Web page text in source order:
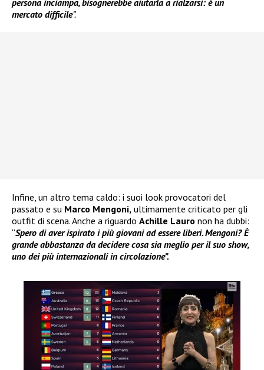
persona inciampa, bisognerebbe aiutarla a rialzarsi: è un
mercato difficile”.
Infine, un altro tema caldo: i suoi look provocatori del
passato e su Marco Mengoni, ultimamente criticato per gli
outfit di scena. Anche a riguardo Achille Lauro non ha dubbi:
“Spero di aver ispirato i più giovani ad essere liberi. Mengoni? È
grande abbastanza da decidere cosa sia meglio per il suo show,
uno dei più internazionali in circolazione”.